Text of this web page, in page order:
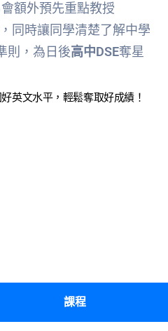
額外預先重點教授
同時讓同學清楚了解中學
則，為日後高中DSE奪星
英文水平，輕鬆奪取好成績！
課程